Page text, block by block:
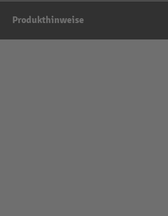
Produkthinweise